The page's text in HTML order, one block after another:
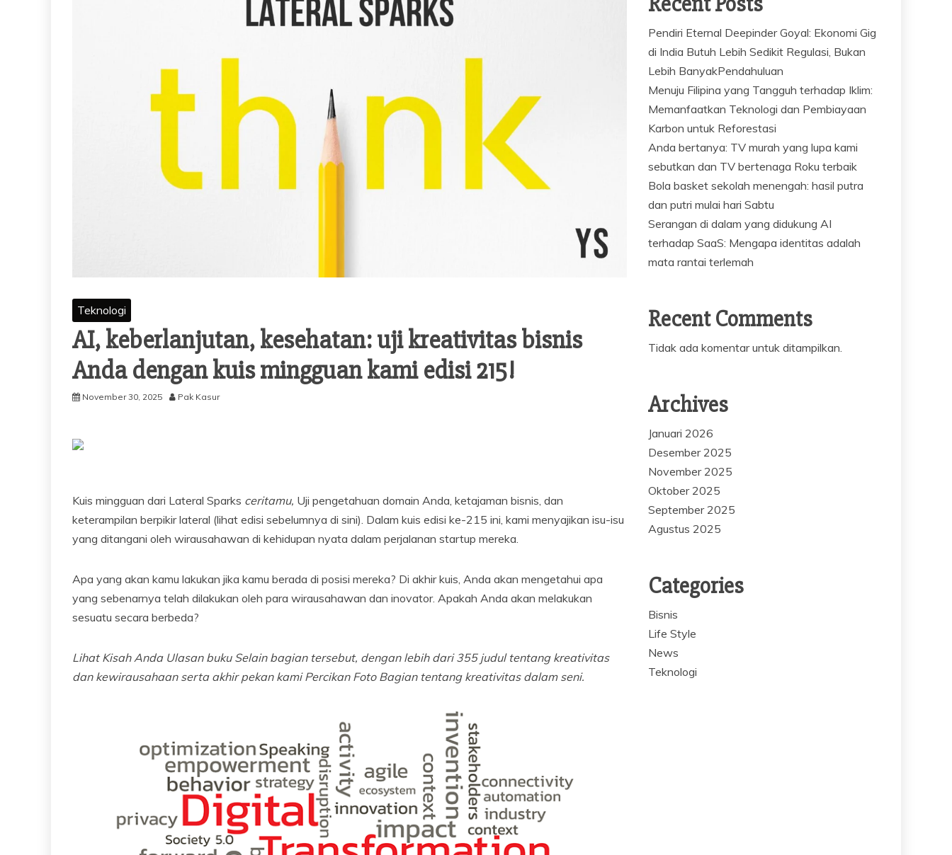
Teknologi
AI, keberlanjutan, kesehatan: uji kreativitas bisnis
Anda dengan kuis mingguan kami edisi 215!
November 30, 2025 Pak Kasur
Kuis mingguan dari Lateral Sparks ceritamu, Uji pengetahuan domain Anda, ketajaman bisnis, dan
keterampilan berpikir lateral (lihat edisi sebelumnya di sini). Dalam kuis edisi ke-215 ini, kami menyajikan isu-isu
yang ditangani oleh wirausahawan di kehidupan nyata dalam perjalanan startup mereka.
Apa yang akan kamu lakukan jika kamu berada di posisi mereka? Di akhir kuis, Anda akan mengetahui apa
yang sebenarnya telah dilakukan oleh para wirausahawan dan inovator. Apakah Anda akan melakukan
sesuatu secara berbeda?
Lihat Kisah Anda Ulasan bukuSelain bagian tersebut, dengan lebih dari 355 judul tentang kreativitas
dan kewirausahaan serta akhir pekan kamiPercikan FotoBagian tentang kreativitas dalam seni.
Pendiri Eternal Deepinder Goyal: Ekonomi Gig
di India Butuh Lebih Sedikit Regulasi, Bukan
Lebih BanyakPendahuluan
Menuju Filipina yang Tangguh terhadap Iklim:
Memanfaatkan Teknologi dan Pembiayaan
Karbon untuk Reforestasi
Anda bertanya: TV murah yang lupa kami
sebutkan dan TV bertenaga Roku terbaik
Bola basket sekolah menengah: hasil putra
dan putri mulai hari Sabtu
Serangan di dalam yang didukung AI
terhadap SaaS: Mengapa identitas adalah
mata rantai terlemah
Recent Comments
Tidak ada komentar untuk ditampilkan.
Archives
Januari 2026
Desember 2025
November 2025
Oktober 2025
September 2025
Agustus 2025
Categories
Bisnis
Life Style
News
Teknologi